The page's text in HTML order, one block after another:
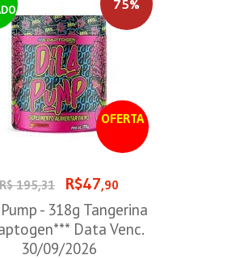
OFERTA
75%
R$ 195,31 R$47,90
- 318g Tangerina
Data Venc.
30/09/2026